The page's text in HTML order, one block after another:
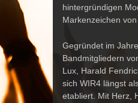
hintergründigen
Markenzeichen von
Gegründet im
Bandmitgliedern
Lux, Harald
sich WIR4 längst
etabliert. Mit Herz,